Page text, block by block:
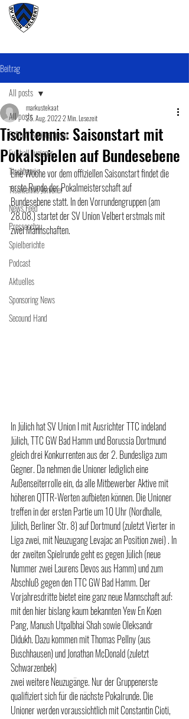
Beitrag
All posts
Fußball SeniorenInnen
Fußball Junioner
Tischtennis
Tischtennis Junioner
News Feed
Presseschau
Spielberichte
Podcast
Aktuelles
Sponsoring News
Secound Hand
All posts
Tischtennis: Saisonstart mit
Pokalspielen auf Bundesebene
markustekaat
25. Aug. 20222 Min. Lesezeit
Eine Woche vor dem offiziellen Saisonstart findet die
erste Runde der Pokalmeisterschaft auf
Bundesebene statt. In den Vorrundengruppen (am
28.08.) startet der SV Union Velbert erstmals mit
zwei Mannschaften.
In Jülich hat SV Union I mit Ausrichter TTC indeland
Jülich, TTC GW Bad Hamm und Borussia Dortmund
gleich drei Konkurrenten aus der 2. Bundesliga zum
Gegner. Da nehmen die Unioner lediglich eine
Außenseiterrolle ein, da alle Mitbewerber Aktive mit
höheren QTTR-Werten aufbieten können. Die Unioner
treffen in der ersten Partie um 10 Uhr (Nordhalle,
Jülich, Berliner Str. 8) auf Dortmund (zuletzt Vierter in
Liga zwei, mit Neuzugang Levajac an Position zwei) . In
der zweiten Spielrunde geht es gegen Jülich (neue
Nummer zwei Laurens Devos aus Hamm) und zum
Abschluß gegen den TTC GW Bad Hamm. Der
Vorjahresdritte bietet eine ganz neue Mannschaft auf:
mit den hier bislang kaum bekannten Yew En Koen
Pang, Manush Utpalbhai Shah sowie Oleksandr
Didukh. Dazu kommen mit Thomas Pellny (aus
Buschhausen) und Jonathan McDonald (zuletzt
Schwarzenbek)
zwei weitere Neuzugänge. Nur der Gruppenerste
qualifiziert sich für die nächste Pokalrunde. Die
Unioner werden voraussichtlich mit Constantin Cioti,